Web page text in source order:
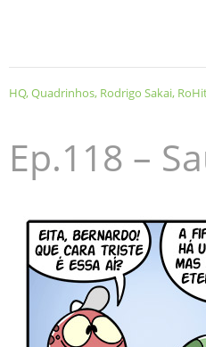
HQ,Quadrinhos, Rodrigo Sakai,
Ep.118 –